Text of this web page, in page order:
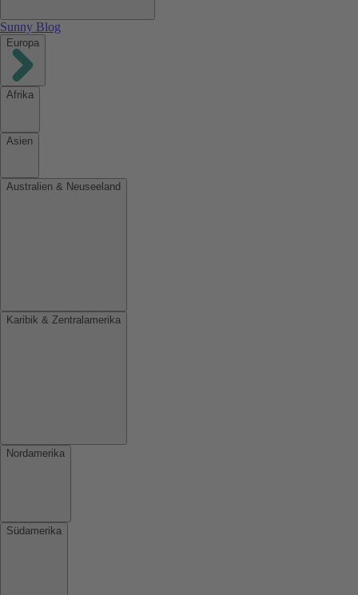
Sunny Blog
Europa
Afrika
Asien
Australien & Neuseeland
Karibik & Zentralamerika
Nordamerika
Südamerika